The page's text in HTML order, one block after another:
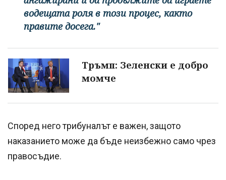
водещата роля в този процес, както
правите досега."
Тръмп: Зеленски е добро
момче
Според него трибуналът е важен, защото
наказанието може да бъде неизбежно само чрез
правосъдие.